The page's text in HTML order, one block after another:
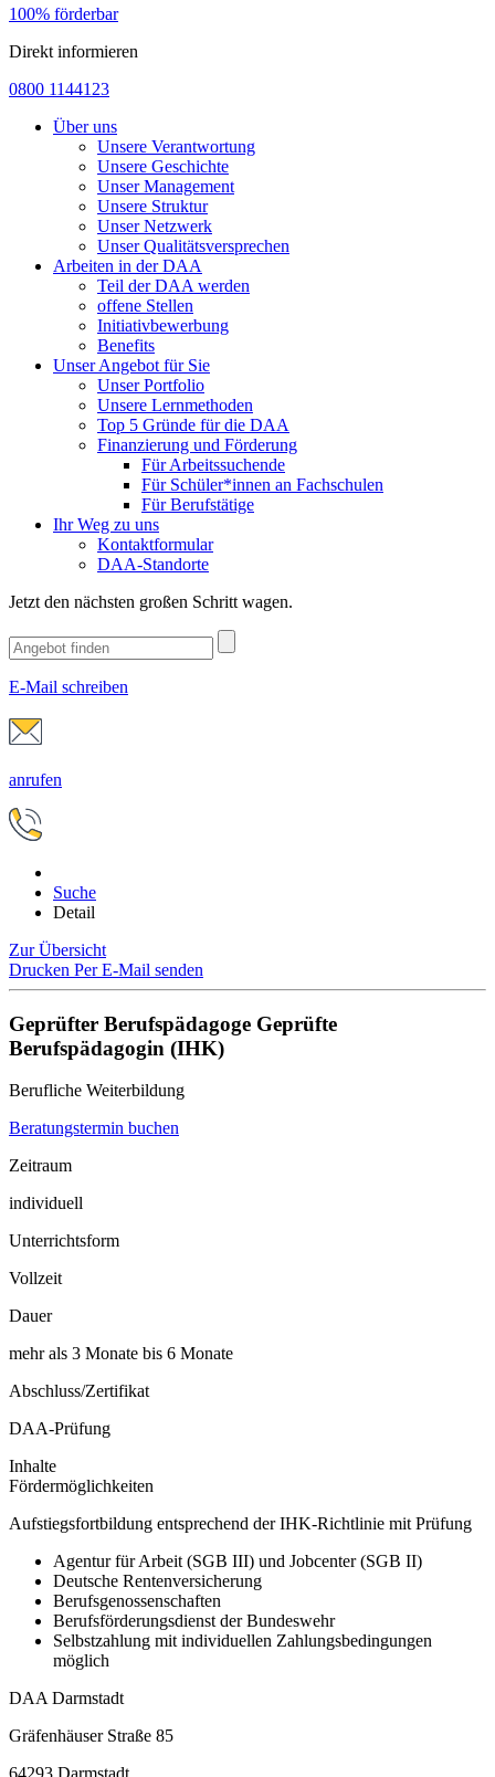
100% förderbar
Direkt informieren
0800 1144123
Über uns
Unsere Verantwortung
Unsere Geschichte
Unser Management
Unsere Struktur
Unser Netzwerk
Unser Qualitätsversprechen
Arbeiten in der DAA
Teil der DAA werden
offene Stellen
Initiativbewerbung
Benefits
Unser Angebot für Sie
Unser Portfolio
Unsere Lernmethoden
Top 5 Gründe für die DAA
Finanzierung und Förderung
Für Arbeitssuchende
Für Schüler*innen an Fachschulen
Für Berufstätige
Ihr Weg zu uns
Kontaktformular
DAA-Standorte
Jetzt den nächsten großen Schritt wagen.
E-Mail schreiben
anrufen
Suche
Detail
Zur Übersicht
Drucken Per E-Mail senden
Geprüfter Berufspädagoge Geprüfte
Berufspädagogin (IHK)
Berufliche Weiterbildung
Beratungstermin buchen
Zeitraum
individuell
Unterrichtsform
Vollzeit
Dauer
mehr als 3 Monate bis 6 Monate
Abschluss/Zertifikat
DAA-Prüfung
Inhalte
Fördermöglichkeiten
Aufstiegsfortbildung entsprechend der IHK-Richtlinie mit Prüfung
Agentur für Arbeit (SGB III) und Jobcenter (SGB II)
Deutsche Rentenversicherung
Berufsgenossenschaften
Berufsförderungsdienst der Bundeswehr
Selbstzahlung mit individuellen Zahlungsbedingungen
möglich
DAA Darmstadt
Gräfenhäuser Straße 85